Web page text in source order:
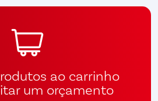
ao carrinho
um orçamento